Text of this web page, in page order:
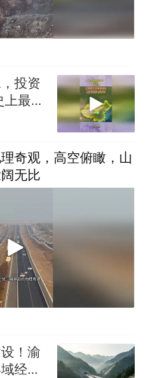
投资
最大
奇观，高空俯瞰，山
无比
！渝
经济